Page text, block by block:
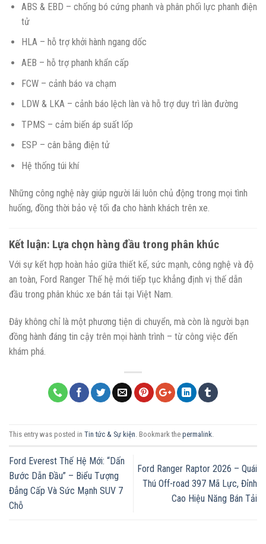
ABS & EBD – chống bó cứng phanh và phân phối lực phanh điện
tử
HLA – hỗ trợ khởi hành ngang dốc
AEB – hỗ trợ phanh khẩn cấp
FCW – cảnh báo va chạm
LDW & LKA – cảnh báo lệch làn và hỗ trợ duy trì làn đường
TPMS – cảm biến áp suất lốp
ESP – cân bằng điện tử
Hệ thống túi khí
Những công nghệ này giúp người lái luôn chủ động trong mọi tình
huống, đồng thời bảo vệ tối đa cho hành khách trên xe.
Kết luận: Lựa chọn hàng đầu trong phân khúc
Với sự kết hợp hoàn hảo giữa thiết kế, sức mạnh, công nghệ và độ
an toàn, Ford Ranger Thế hệ mới tiếp tục khẳng định vị thế dẫn
đầu trong phân khúc xe bán tải tại Việt Nam.
Đây không chỉ là một phương tiện di chuyển, mà còn là người bạn
đồng hành đáng tin cậy trên mọi hành trình – từ công việc đến
khám phá.
This entry was posted in Tin tức & Sự kiện. Bookmark the permalink.
Ford Everest Thế Hệ Mới: “Dấn
Bước Dẫn Đầu” – Biểu Tượng
Đẳng Cấp Và Sức Mạnh SUV 7
Chỗ
Ford Ranger Raptor 2026 – Quái
Thú Off-road 397 Mã Lực, Đỉnh
Cao Hiệu Năng Bán Tải